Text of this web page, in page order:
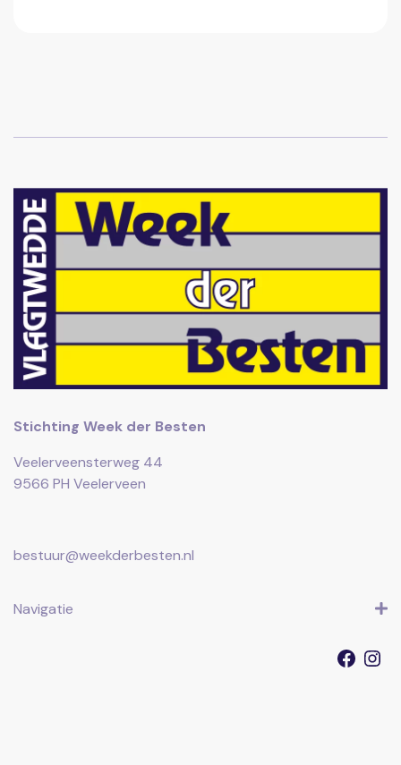
Stichting Week der Besten
Veelerveensterweg 44
9566 PH Veelerveen
bestuur@weekderbesten.nl
Navigatie